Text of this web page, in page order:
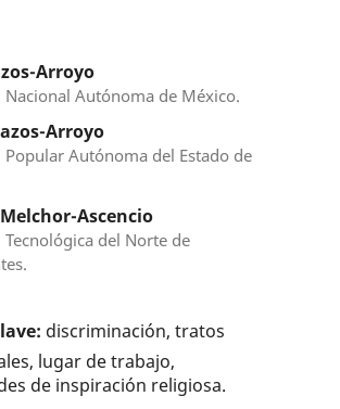
Arroyo
Nacional Autónoma de México.
Arroyo
Autónoma del Estado de
Ascencio
del Norte de
discriminación, tratos
lugar de trabajo,
de inspiración religiosa.